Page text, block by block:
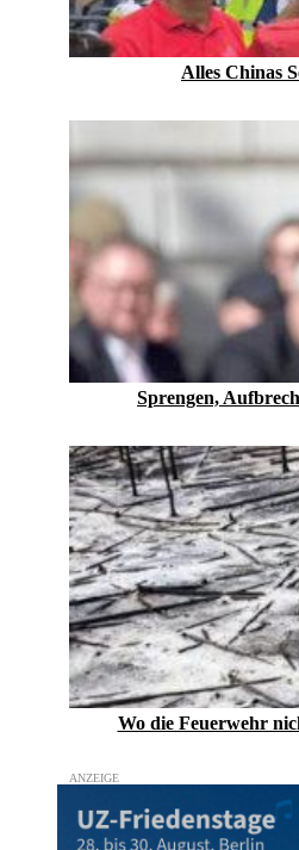
Alles Chinas
Sprengen,
Wo die Feuerwehr